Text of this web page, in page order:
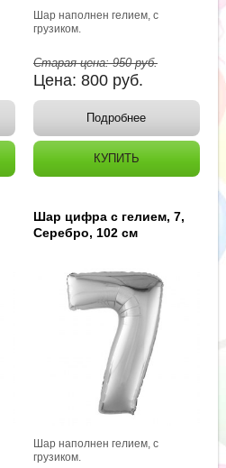
Шар наполнен гелием, с
грузиком.
Старая цена:950руб.
Цена: 800 руб.
Подробнее
КУПИТЬ
Шар цифра с гелием, 7,
Серебро, 102 см
Шар наполнен гелием, с
грузиком.